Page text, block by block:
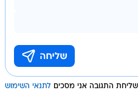
התגובה אני מסכים לתנאי השימוש